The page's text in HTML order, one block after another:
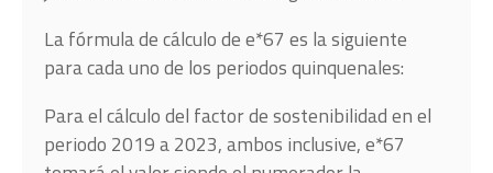
La fórmula de cálculo de e*67 es la siguiente
para cada uno de los periodos quinquenales:
Para el cálculo del factor de sostenibilidad en el
periodo 2019 a 2023, ambos inclusive, e*67